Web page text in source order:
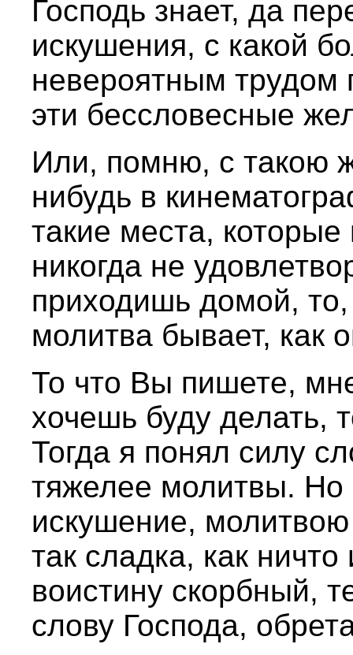
Господь знает, да
искушения, с какой
невероятным трудом
эти бессловесные
Или, помню, с такою
нибудь в
такие места,
никогда не
приходишь домой,
молитва бывает, как
То что Вы пишете,
хочешь буду делать,
Тогда я понял силу
тяжелее молитвы. Но
искушение,
так сладка, как
воистину скорбный,
слову Господа,